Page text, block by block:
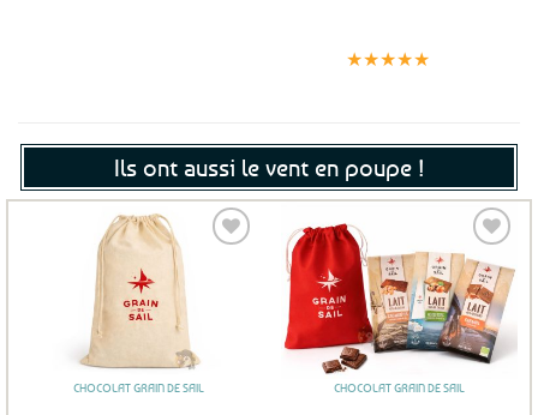
★★★★★
Ils ont aussi le vent en poupe !
CHOCOLAT GRAIN DE SAIL
Ajouter
aux
favoris
CHOCOLAT GRAIN DE SAIL